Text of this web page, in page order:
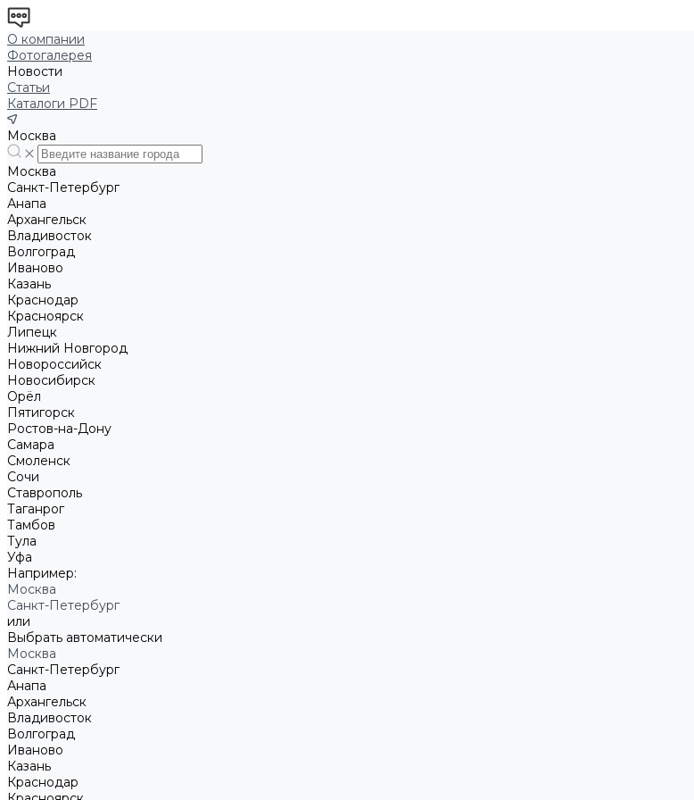
О компании
Фотогалерея
Новости
Статьи
Каталоги PDF
Москва
Москва
Санкт-Петербург
Анапа
Архангельск
Владивосток
Волгоград
Иваново
Казань
Краснодар
Красноярск
Липецк
Нижний Новгород
Новороссийск
Новосибирск
Орёл
Пятигорск
Ростов-на-Дону
Самара
Смоленск
Сочи
Ставрополь
Таганрог
Тамбов
Тула
Уфа
Например:
Москва
Санкт-Петербург
или
Выбрать автоматически
Москва
Санкт-Петербург
Анапа
Архангельск
Владивосток
Волгоград
Иваново
Казань
Краснодар